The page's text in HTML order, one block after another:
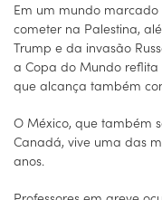
Em um mundo
cometer na Palestina,
Trump e da invasão
a Copa do Mundo reflita
que alcança também
O México, que também
Canadá, vive uma das
anos.